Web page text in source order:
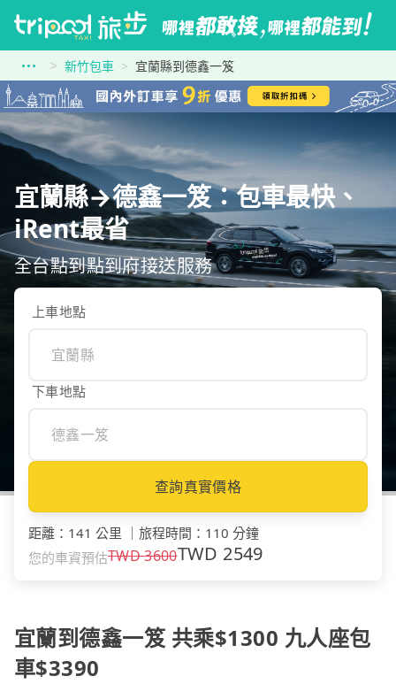
新竹包車 宜蘭縣到德鑫一笈
宜蘭縣→德鑫一笈：包車最快、
iRent最省
全台點到點到府接送服務
上車地點
下車地點
查詢真實價格
距離 ： 141 公里 旅程時間 ： 110 分鐘
您的車資預估TWD3600TWD 2549
宜蘭到德鑫一笈 共乘$1300 九人座包
車$3390